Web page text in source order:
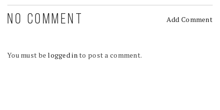
NO COMMENT Add Comment
You must belogged into post a comment.